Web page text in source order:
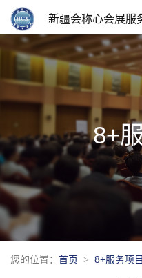
新疆会称心会展服
8+
您的位置： 首页 8+服务项目